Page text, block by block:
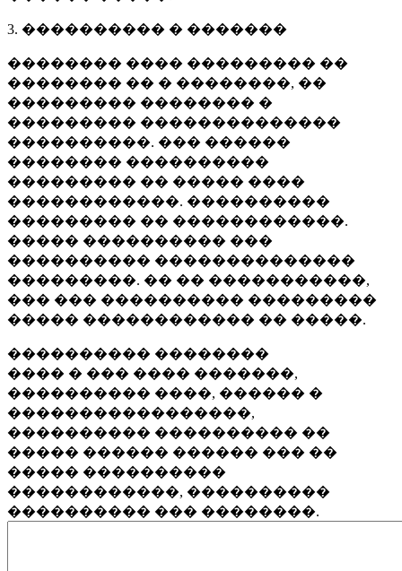
3. ���������� � �������
�������� ���� ��������� ��
�������� �� � ��������, ��
��������� �������� �
��������� ��������������
����������. ��� ������
�������� ����������
��������� �� ����� ����
������������. ����������
��������� �� ������������.
����� ���������� ���
���������� ��������������
���������. �� �� �����������,
��� ��� ���������� ���������
����� ������������ �� �����.
���������� ��������
���� � ��� ���� �������,
���������� ����, ������ �
�����������������,
���������� ���������� ��
����� ������ ������ ��� ��
����� ����������
������������, ����������
���������� ��� ��������.